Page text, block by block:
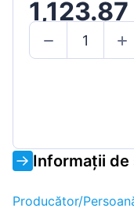
1,123.87
Informații de
Producător/